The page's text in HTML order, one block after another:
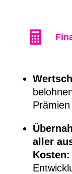

Prämien
aller
Kosten: